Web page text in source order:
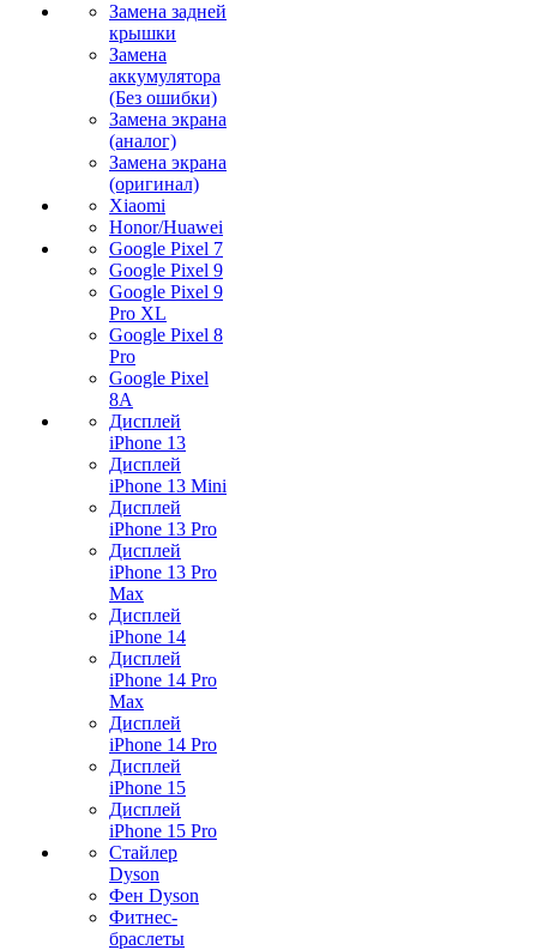
Замена задней
крышки
Замена
аккумулятора
(Без ошибки)
Замена экрана
(аналог)
Замена экрана
(оригинал)
Xiaomi
Honor/Huawei
Google Pixel 7
Google Pixel 9
Google Pixel 9
Pro XL
Google Pixel 8
Pro
Google Pixel
8A
Дисплей
iPhone 13
Дисплей
iPhone 13 Mini
Дисплей
iPhone 13 Pro
Дисплей
iPhone 13 Pro
Max
Дисплей
iPhone 14
Дисплей
iPhone 14 Pro
Max
Дисплей
iPhone 14 Pro
Дисплей
iPhone 15
Дисплей
iPhone 15 Pro
Стайлер
Dyson
Фен Dyson
Фитнес-
браслеты